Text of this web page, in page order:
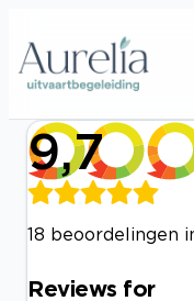
9,7
18 beoordelingen
Reviews for